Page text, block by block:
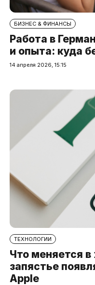
БИЗНЕС & ФИНАНСЫ
Работа в
и опыта: куда
14 апреля 2026, 15:15
ТЕХНОЛОГИИ
Что меняется в
запястье
Apple